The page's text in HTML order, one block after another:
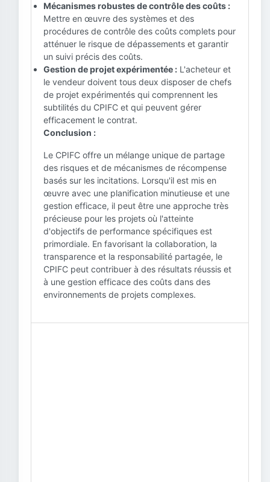
Mécanismes robustes de contrôle des coûts :
Mettre en œuvre des systèmes et des
procédures de contrôle des coûts complets pour
atténuer le risque de dépassements et garantir
un suivi précis des coûts.
Gestion de projet expérimentée : L'acheteur et
le vendeur doivent tous deux disposer de chefs
de projet expérimentés qui comprennent les
subtilités du CPIFC et qui peuvent gérer
efficacement le contrat.
Conclusion :
Le CPIFC offre un mélange unique de partage
des risques et de mécanismes de récompense
basés sur les incitations. Lorsqu'il est mis en
œuvre avec une planification minutieuse et une
gestion efficace, il peut être une approche très
précieuse pour les projets où l'atteinte
d'objectifs de performance spécifiques est
primordiale. En favorisant la collaboration, la
transparence et la responsabilité partagée, le
CPIFC peut contribuer à des résultats réussis et
à une gestion efficace des coûts dans des
environnements de projets complexes.